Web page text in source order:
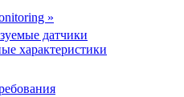
»
датчики
характеристики